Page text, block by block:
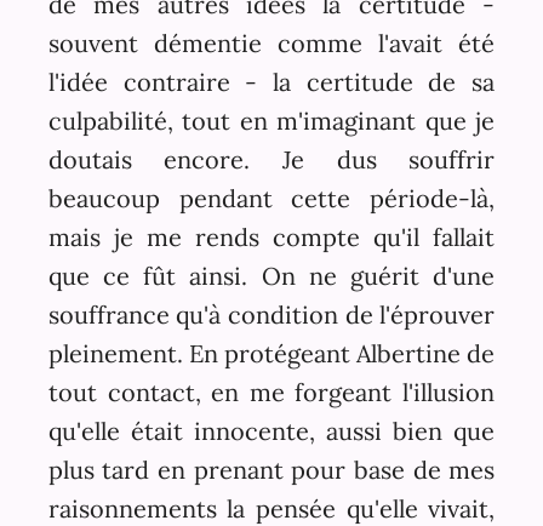
souvent démentie comme l'avait été
l'idée contraire - la certitude de sa
culpabilité, tout en m'imaginant que je
doutais encore. Je dus souffrir
beaucoup pendant cette période-là,
mais je me rends compte qu'il fallait
que ce fût ainsi. On ne guérit d'une
souffrance qu'à condition de l'éprouver
pleinement. En protégeant Albertine de
tout contact, en me forgeant l'illusion
qu'elle était innocente, aussi bien que
plus tard en prenant pour base de mes
raisonnements la pensée qu'elle vivait,